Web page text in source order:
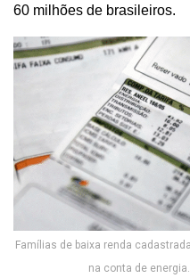
60 milhões de brasileiros.
Famílias de baixa renda
na conta de